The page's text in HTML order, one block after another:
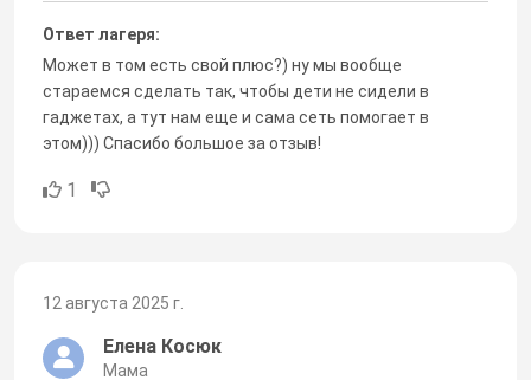
Ответ лагеря:
Может в том есть свой плюс?) ну мы вообще
стараемся сделать так, чтобы дети не сидели в
гаджетах, а тут нам еще и сама сеть помогает в
этом))) Спасибо большое за отзыв!
1
12 августа 2025 г.
Елена Косюк
Мама